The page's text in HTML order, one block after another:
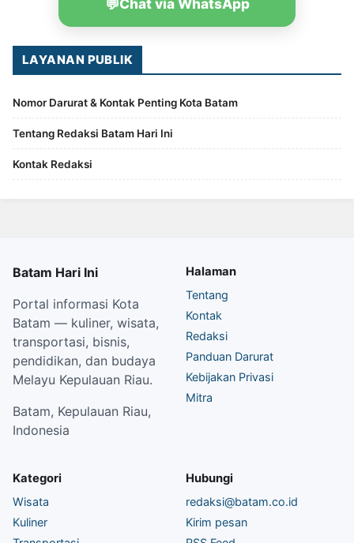
💬
LAYANAN PUBLIK
Nomor Darurat & Kontak Penting Kota Batam
Tentang Redaksi Batam Hari Ini
Kontak Redaksi
Batam Hari Ini
Portal informasi Kota
Batam — kuliner, wisata,
transportasi, bisnis,
pendidikan, dan budaya
Melayu Kepulauan Riau.
Batam, Kepulauan Riau,
Indonesia
Halaman
Tentang
Kontak
Redaksi
Panduan Darurat
Kebijakan Privasi
Mitra
Kategori
Wisata
Kuliner
Hubungi
redaksi@batam.co.id
Kirim pesan